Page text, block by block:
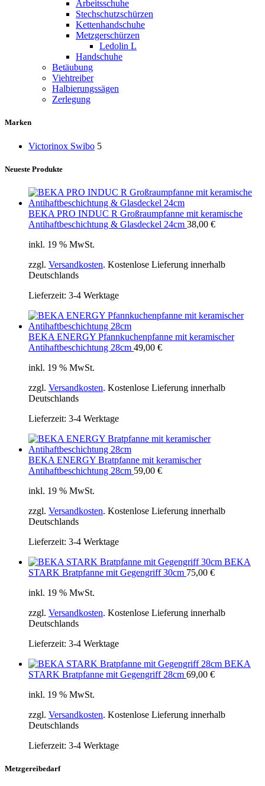
Arbeitsschuhe
Stechschutzschürzen
Kettenhandschuhe
Metzgerschürzen
Ledolin L
Handschuhe
Betäubung
Viehtreiber
Halbierungssägen
Zerlegung
Marken
Victorinox Swibo 5
Neueste Produkte
BEKA PRO INDUC R Großraumpfanne mit keramische
Antihaftbeschichtung & Glasdeckel 24cm 38,00 €
inkl. 19 % MwSt.
zzgl. Versandkosten. Kostenlose Lieferung innerhalb
Deutschlands
Lieferzeit: 3-4 Werktage
BEKA ENERGY Pfannkuchenpfanne mit keramischer
Antihaftbeschichtung 28cm 49,00 €
inkl. 19 % MwSt.
zzgl. Versandkosten. Kostenlose Lieferung innerhalb
Deutschlands
Lieferzeit: 3-4 Werktage
BEKA ENERGY Bratpfanne mit keramischer
Antihaftbeschichtung 28cm 59,00 €
inkl. 19 % MwSt.
zzgl. Versandkosten. Kostenlose Lieferung innerhalb
Deutschlands
Lieferzeit: 3-4 Werktage
BEKA
STARK Bratpfanne mit Gegengriff 30cm 75,00 €
inkl. 19 % MwSt.
zzgl. Versandkosten. Kostenlose Lieferung innerhalb
Deutschlands
Lieferzeit: 3-4 Werktage
BEKA
STARK Bratpfanne mit Gegengriff 28cm 69,00 €
inkl. 19 % MwSt.
zzgl. Versandkosten. Kostenlose Lieferung innerhalb
Deutschlands
Lieferzeit: 3-4 Werktage
Metzgereibedarf